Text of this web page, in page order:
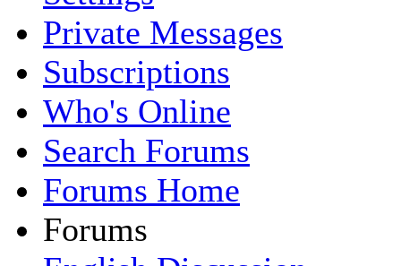
Private Messages
Subscriptions
Who's Online
Search Forums
Forums Home
Forums